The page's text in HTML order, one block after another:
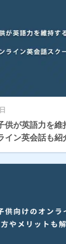
供が英語力を維
イン英会話も紹